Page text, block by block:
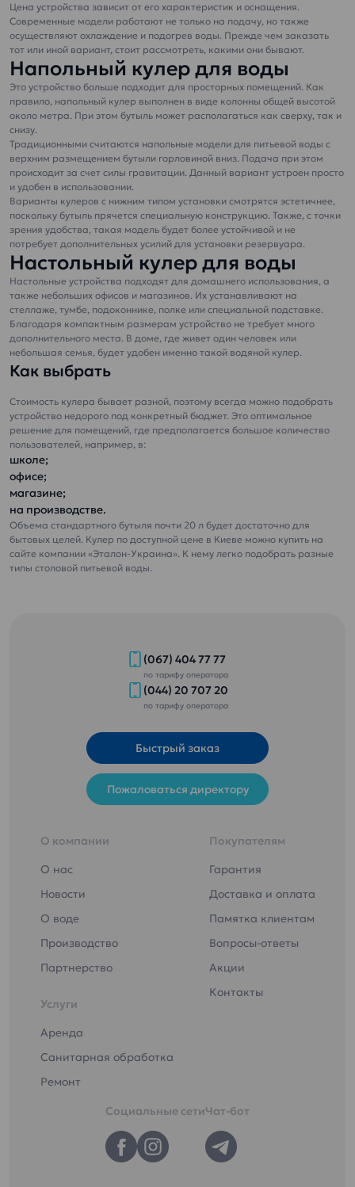
минералов Ca и
Mg.
Безопасность
гарантирована и
подтверждена
сертификатом ISO
22000
Обеззаражена
озоном и
ультрафиолетом
Питьевая вода «Эталон
Умягченная»
Заказать доставку
питьевой воды домой
или в офис
озоном и
ультрафиолетом
Питьевая вода «Эталон
подходит для детей
дошкольного и
школьного
Заказать доставку
питьевой воды домой
или в офис
Цена устройства зависит от его характеристик и оснащения.
Современные модели работают не только на подачу, но также
осуществляют охлаждение и подогрев воды. Прежде чем заказать
тот или иной вариант, стоит рассмотреть, какими они бывают.
Напольный кулер для воды
Это устройство больше подходит для просторных помещений. Как
правило, напольный кулер выполнен в виде колонны общей высотой
около метра. При этом бутыль может располагаться как сверху, так и
снизу.
Традиционными считаются напольные модели для питьевой воды с
верхним размещением бутыли горловиной вниз. Подача при этом
происходит за счет силы гравитации. Данный вариант устроен просто
и удобен в использовании.
Варианты кулеров с нижним типом установки смотрятся эстетичнее,
поскольку бутыль прячется специальную конструкцию. Также, с точки
зрения удобства, такая модель будет более устойчивой и не
потребует дополнительных усилий для установки резервуара.
Настольный кулер для воды
Настольные устройства подходят для домашнего использования, а
также небольших офисов и магазинов. Их устанавливают на
стеллаже, тумбе, подоконнике, полке или специальной подставке.
Благодаря компактным размерам устройство не требует много
дополнительного места. В доме, где живет один человек или
небольшая семья, будет удобен именно такой водяной кулер.
Как выбрать
Стоимость кулера бывает разной, поэтому всегда можно подобрать
устройство недорого под конкретный бюджет. Это оптимальное
решение для помещений, где предполагается большое количество
пользователей, например, в:
школе;
офисе;
магазине;
на производстве.
Объема стандартного бутыля почти 20 л будет достаточно для
бытовых целей. Кулер по доступной цене в Киеве можно купить на
сайте компании «Эталон-Украина». К нему легко подобрать разные
типы столовой питьевой воды.
(067) 404 77 77
по тарифу оператора
(044) 20 707 20
по тарифу оператора
Быстрый заказ
Пожаловаться директору
О компании
О нас
Новости
О воде
Производство
Партнерство
Услуги
Аренда
Санитарная обработка
Ремонт
Покупателям
Гарантия
Доставка и оплата
Памятка клиентам
Вопросы-ответы
Акции
Контакты
Социальные сетиЧат-бот